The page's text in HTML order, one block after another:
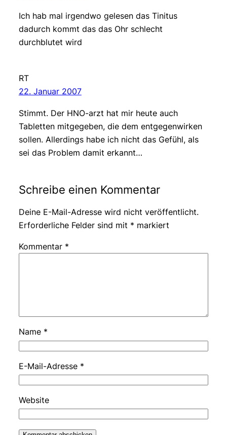
Ich hab mal irgendwo gelesen das Tinitus
dadurch kommt das das Ohr schlecht
durchblutet wird
RT
22. Januar 2007
Stimmt. Der HNO-arzt hat mir heute auch
Tabletten mitgegeben, die dem entgegenwirken
sollen. Allerdings habe ich nicht das Gefühl, als
sei das Problem damit erkannt…
Schreibe einen Kommentar
Deine E-Mail-Adresse wird nicht veröffentlicht.
Erforderliche Felder sind mit * markiert
Kommentar *
Name *
E-Mail-Adresse *
Website